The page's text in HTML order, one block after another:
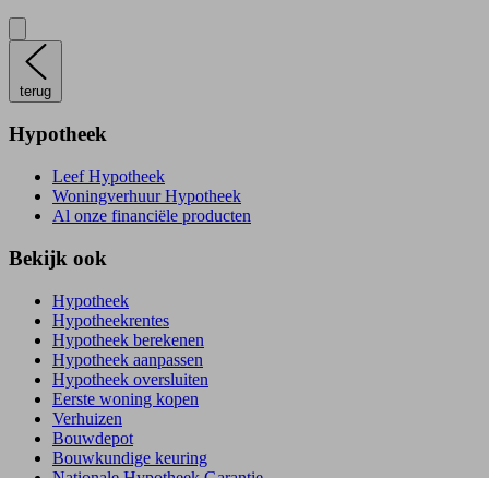
terug
Hypotheek
Leef Hypotheek
Woningverhuur Hypotheek
Al onze financiële producten
Bekijk ook
Hypotheek
Hypotheekrentes
Hypotheek berekenen
Hypotheek aanpassen
Hypotheek oversluiten
Eerste woning kopen
Verhuizen
Bouwdepot
Bouwkundige keuring